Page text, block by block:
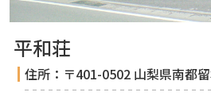
平和荘
住所：〒401-0502 山梨県南都